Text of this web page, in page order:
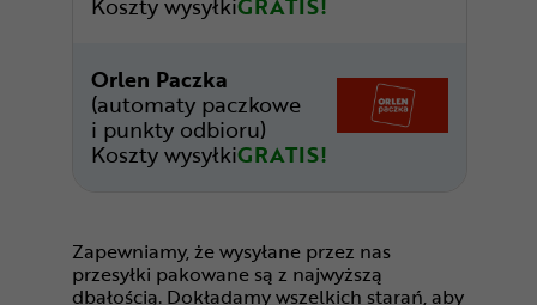
Orlen Paczka
(automaty paczkowe
i punkty odbioru)
Koszty wysyłkiGRATIS!
Zapewniamy, że wysyłane przez nas
przesyłki pakowane są z najwyższą
dbałością. Dokładamy wszelkich starań, aby